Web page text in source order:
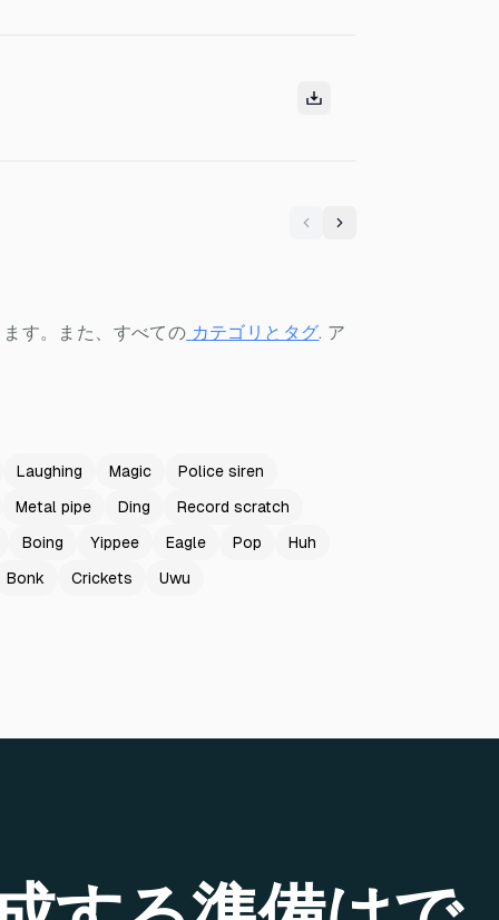
Previous
Next
す。また、すべての カテゴリとタグ. ア
Laughing Magic
Police siren
Metal pipe
Ding
Record scratch
Boing
Yippee Eagle Pop
Huh
Bonk
Crickets Uwu